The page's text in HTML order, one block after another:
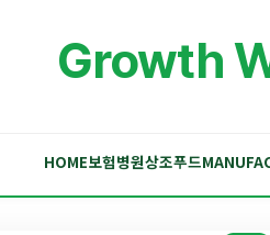
Growth
HOME보험병원상조푸드